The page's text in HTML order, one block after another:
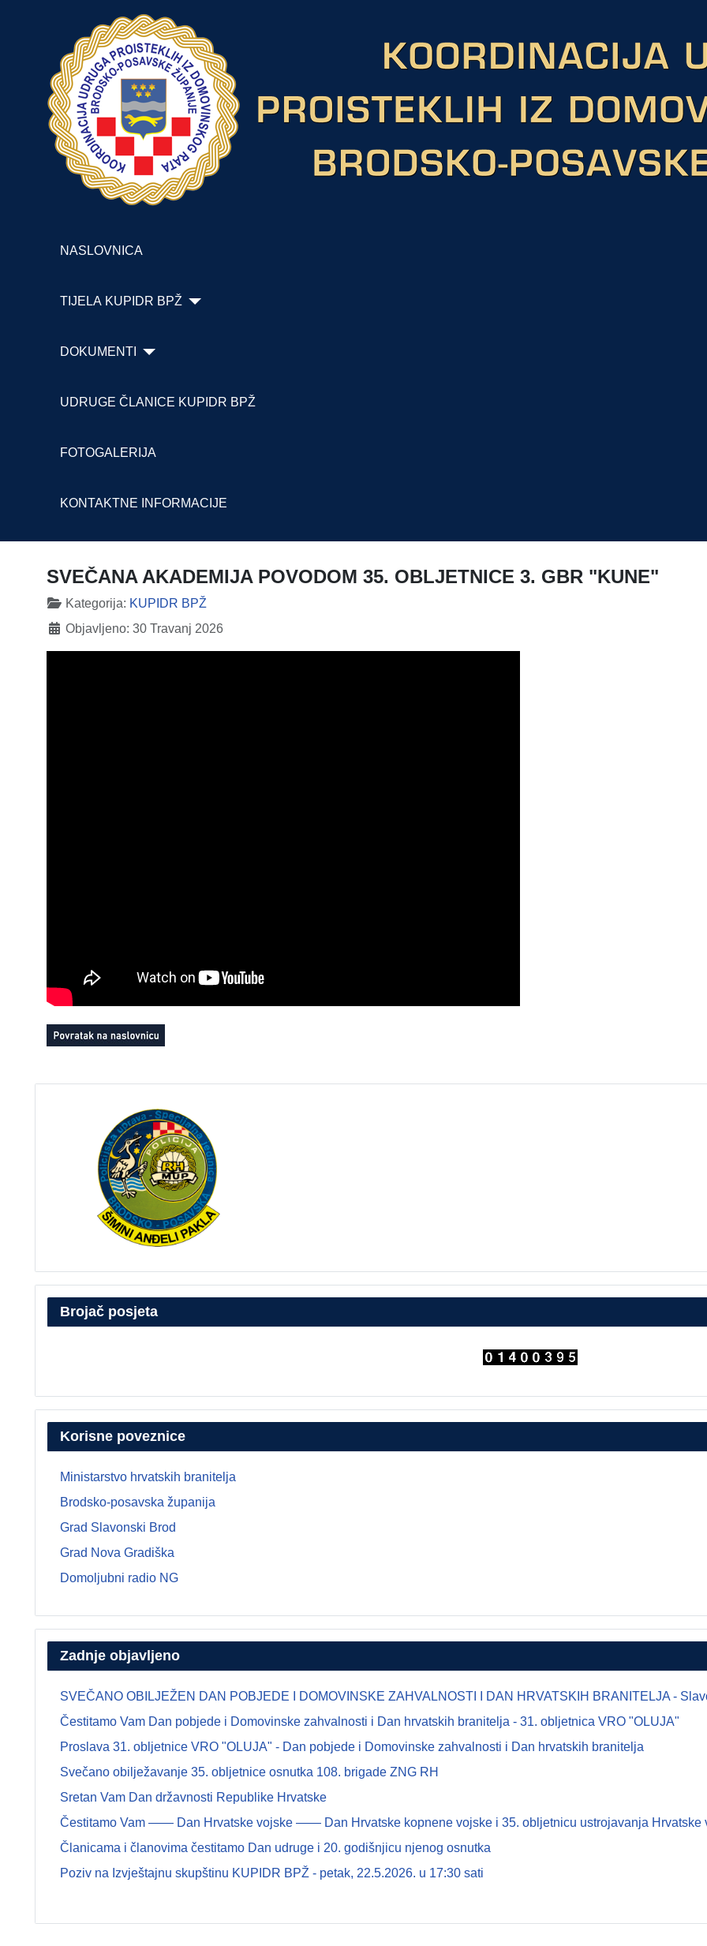
NASLOVNICA
TIJELA KUPIDR BPŽ
DOKUMENTI
UDRUGE ČLANICE KUPIDR BPŽ
FOTOGALERIJA
KONTAKTNE INFORMACIJE
SVEČANA AKADEMIJA POVODOM 35. OBLJETNICE 3. GBR "KUNE"
DetaljiKategorija: KUPIDR BPŽ
Objavljeno: 30 Travanj 2026
Brojač posjeta
Korisne poveznice
Ministarstvo hrvatskih branitelja
Brodsko-posavska županija
Grad Slavonski Brod
Grad Nova Gradiška
Domoljubni radio NG
Zadnje objavljeno
SVEČANO OBILJEŽEN DAN POBJEDE I DOMOVINSKE ZAHVALNOSTI I DAN HRVATSKIH BRANITELJA -
Čestitamo Vam Dan pobjede i Domovinske zahvalnosti i Dan hrvatskih branitelja - 31. obljetnica VRO "OLUJA"
Proslava 31. obljetnice VRO "OLUJA" - Dan pobjede i Domovinske zahvalnosti i Dan hrvatskih branitelja
Svečano obilježavanje 35. obljetnice osnutka 108. brigade ZNG RH
Sretan Vam Dan državnosti Republike Hrvatske
Čestitamo Vam —— Dan Hrvatske vojske —— Dan Hrvatske kopnene vojske i 35. obljetnicu ustrojavanja Hrvatske
Članicama i članovima čestitamo Dan udruge i 20. godišnjicu njenog osnutka
Poziv na Izvještajnu skupštinu KUPIDR BPŽ - petak, 22.5.2026. u 17:30 sati